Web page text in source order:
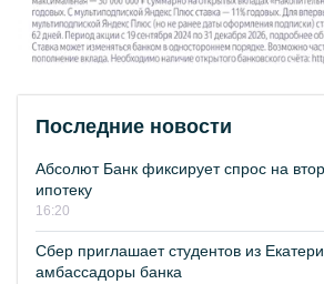
Последние новости
Абсолют Банк фиксирует спрос на
ипотеку
16:20
Сбер приглашает студентов из
амбассадоры банка